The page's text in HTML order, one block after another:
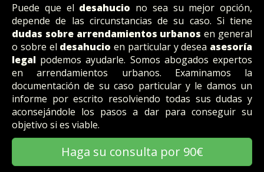
Puede que el desahucio no sea su mejor opción,
depende de las circunstancias de su caso. Si tiene
dudas sobre arrendamientos urbanos en general
o sobre el desahucio en particular y desea asesoría
legal podemos ayudarle. Somos abogados expertos
en arrendamientos urbanos. Examinamos la
documentación de su caso particular y le damos un
informe por escrito resolviendo todas sus dudas y
aconsejándole los pasos a dar para conseguir su
objetivo si es viable.
Haga su consulta por 90€